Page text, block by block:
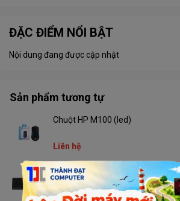
ĐẶC ĐIỂM NỔI BẬT
Nội dung đang được cập nhật
Sản phẩm tương tự
Chuột HP M100 (led)
Liên hệ
Combo Newmen K103 không dây
Liên hệ